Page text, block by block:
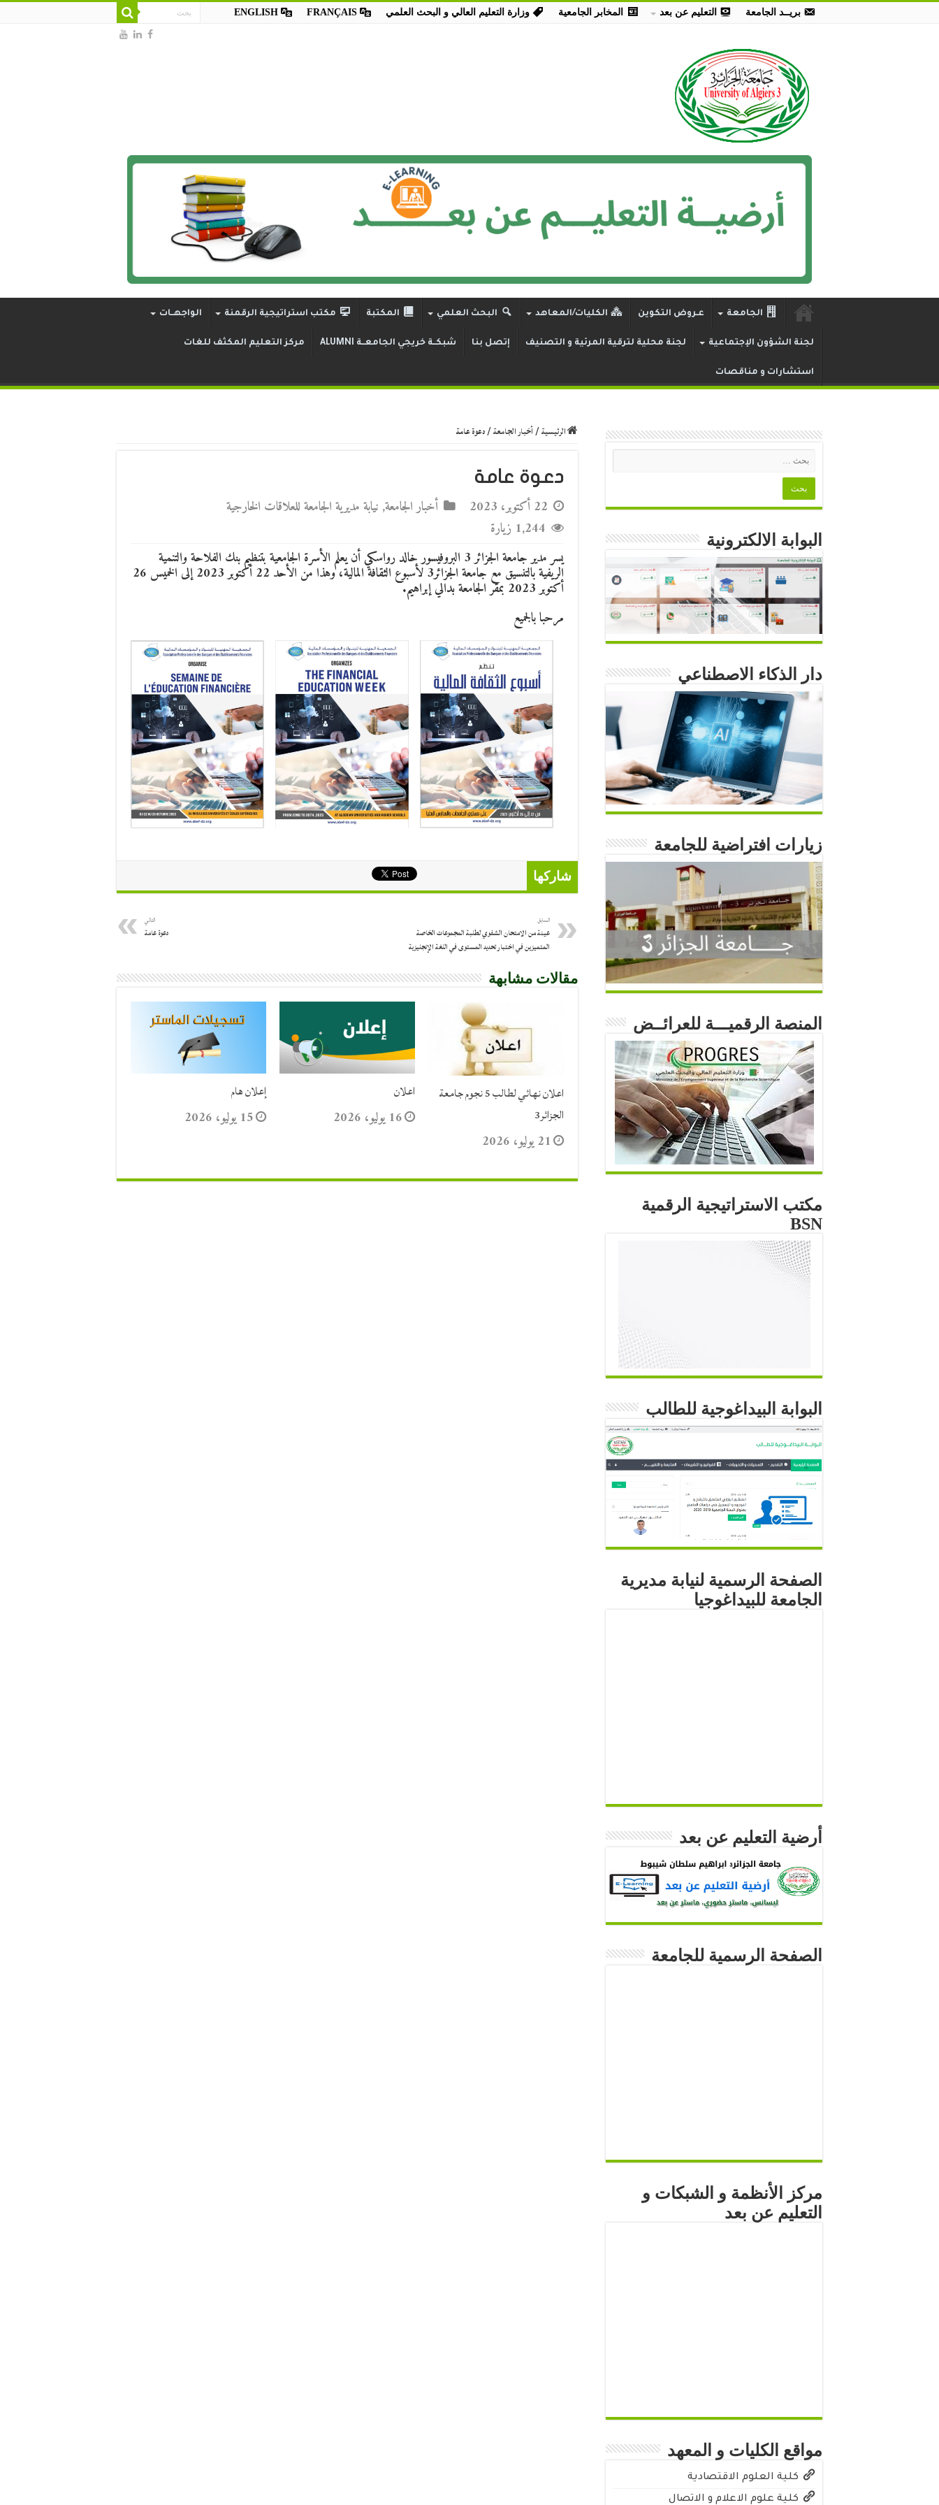
بريــد الجامعة التعليم عن بعد المخابر الجامعية وزارة التعليم العالي و البحث العلمي FRANÇAIS
ENGLISH
الجامعة عـروض التكوين الكليات/المعاهد البحث العلمي المكتبة مكتب استراتيجية الرقمنة الواجهــات
لجنة الشؤون الإجتماعية لجنة محلية لترقية المرئية و التصنيف إتصل بنا شبكــة خريجي الجامعــة ALUMNI مركز التعليم المكثف للغات
استشارات و مناقصات
الرئيسية/أخبار الجامعة/دعوة عامة
دعوة عامة
22 أكتوبر، 2023 أخبار الجامعة, نيابة مديرية الجامعة للعلاقات الخارجية
1,244 زيارة
يسر مدير جامعة الجزائر 3 البروفيسور خالد رواسكي أن يعلم الأسرة الجامعية بتنظيم بنك الفلاحة والتنمية
الريفية بالتنسيق مع جامعة الجزائر3 لأسبوع الثقافة المالية، وهذا من الأحد 22 أكتوبر 2023 إلى الخميس 26
أكتوبر 2023 بمقر الجامعة بدالي إبراهيم.
مرحبا بالجميع
شاركها
السابق
عينة من الامتحان الشفوي لطلبة المجموعات الخاصة
المتميزين في اختبار تحديد المستوى في اللغة الإنجليزية
التالي
دعوة عامة
مقالات مشابهة
اعلان نهائي لطالب 5 نجوم جامعة
الجزائر3
21 يوليو، 2026
اعلان
16 يوليو، 2026
إعلان هام
15 يوليو، 2026
البوابة الالكترونية
دار الذكاء الاصطناعي
زيارات افتراضية للجامعة
المنصة الرقميـــة للعرائــض
مكتب الاستراتيجية الرقمية
BSN
البوابة البيداغوجية للطالب
الصفحة الرسمية لنيابة مديرية
الجامعة للبيداغوجيا
أرضية التعليم عن بعد
الصفحة الرسمية للجامعة
مركز الأنظمة و الشبكات و
التعليم عن بعد
مواقع الكليات و المعهد
كلية العلوم الاقتصادية
كلية علوم الاعلام و الاتصال